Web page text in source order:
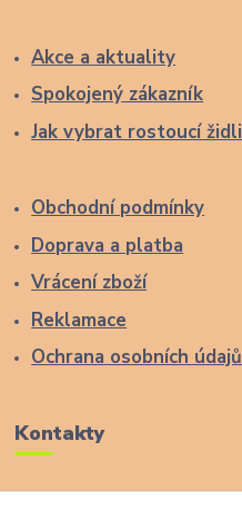
Akce a aktuality
Spokojený zákazník
Jak vybrat rostoucí židli
Obchodní podmínky
Doprava a platba
Vrácení zboží
Reklamace
Ochrana osobních údajů
Kontakty